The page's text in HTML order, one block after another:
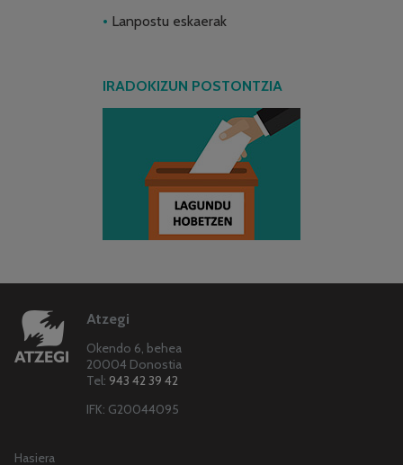
Lanpostu eskaerak
IRADOKIZUN POSTONTZIA
Atzegi
Okendo 6, behea
20004 Donostia
Tel: 943 42 39 42
IFK: G20044095
Hasiera